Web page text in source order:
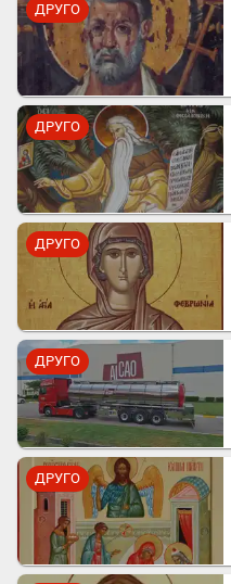
ДРУГО
ДРУГО
ДРУГО
ДРУГО
ДРУГО